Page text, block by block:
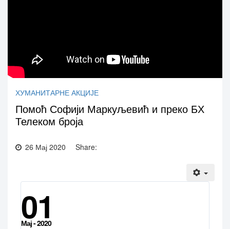
ХУМАНИТАРНЕ АКЦИЈЕ
Помоћ Софији Маркуљевић и преко БХ
Телеком броја
26 Мај 2020 Share:
01
Мај - 2020